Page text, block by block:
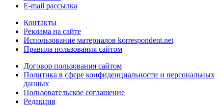
E-mail рассылка
Контакты
Реклама на сайте
Использование материалов korrespondent.net
Правила пользования сайтом
Договор пользования сайтом
Политика в сфере конфиденциальности и персональных
данных
Пользовательское соглашение
Редакция